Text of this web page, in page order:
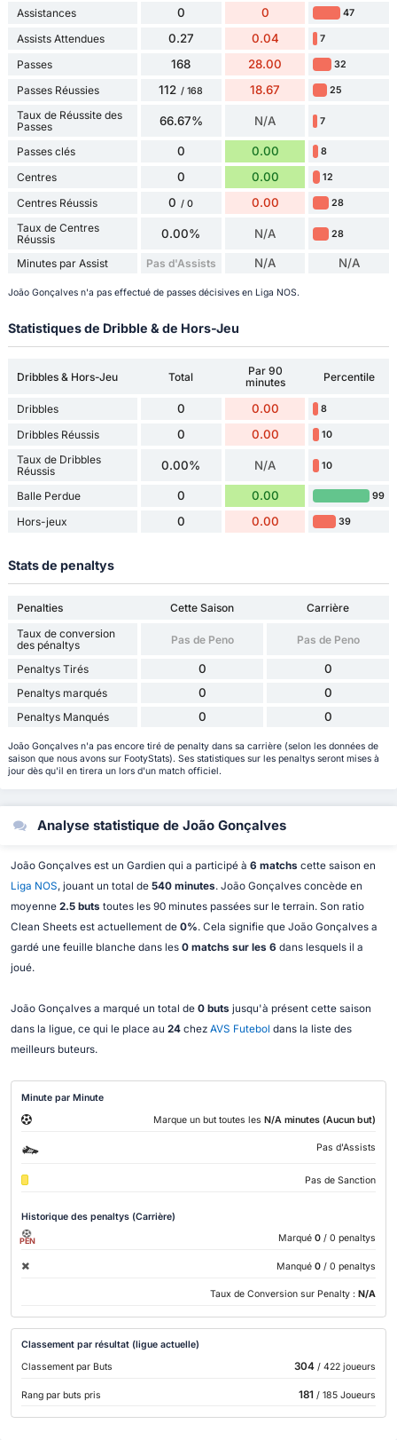
Assistances 0 0 47
Assists Attendues 0.27 0.04 7
Passes 168 28.00 32
Passes Réussies 112 / 168 18.67 25
Taux de Réussite des
Passes
66.67% N/A 7
Passes clés 0 0.00 8
Centres 0 0.00 12
Centres Réussis 0 / 0 0.00 28
Taux de Centres
Réussis
0.00% N/A 28
Minutes par Assist Pas d'Assists N/A N/A
João Gonçalves n'a pas effectué de passes décisives en Liga NOS.
Statistiques de Dribble & de Hors-Jeu
Dribbles & Hors-Jeu Total
Par 90
minutes
Percentile
Dribbles 0 0.00 8
Dribbles Réussis 0 0.00 10
Taux de Dribbles
Réussis
0.00% N/A 10
Balle Perdue 0 0.00 99
Hors-jeux 0 0.00 39
Stats de penaltys
Penalties Cette Saison
Carrière
Taux de conversion
des pénaltys
Pas de Peno Pas de Peno
Penaltys Tirés 0 0
Penaltys marqués 0 0
Penaltys Manqués 0 0
João Gonçalves n'a pas encore tiré de penalty dans sa carrière (selon les données de
saison que nous avons sur FootyStats). Ses statistiques sur les penaltys seront mises à
jour dès qu'il en tirera un lors d'un match officiel.
Analyse statistique de João Gonçalves
João Gonçalves est un Gardien qui a participé à 6 matchs cette saison en
Liga NOS, jouant un total de 540 minutes. João Gonçalves concède en
moyenne 2.5 buts toutes les 90 minutes passées sur le terrain. Son ratio
Clean Sheets est actuellement de 0%. Cela signifie que João Gonçalves a
gardé une feuille blanche dans les 0 matchs sur les 6 dans lesquels il a
joué.
João Gonçalves a marqué un total de 0 buts jusqu'à présent cette saison
dans la ligue, ce qui le place au 24chez AVS Futebol dans la liste des
meilleurs buteurs.
Minute par Minute
Marque un but toutes les N/A minutes (Aucun but)
Pas d'Assists
Pas de Sanction
Historique des penaltys (Carrière)
PEN Marqué 0 / 0 penaltys
Manqué 0 / 0 penaltys
Taux de Conversion sur Penalty : N/A
Classement par résultat (ligue actuelle)
Classement par Buts
304/ 422 joueurs
Rang par buts pris 181 / 185 Joueurs